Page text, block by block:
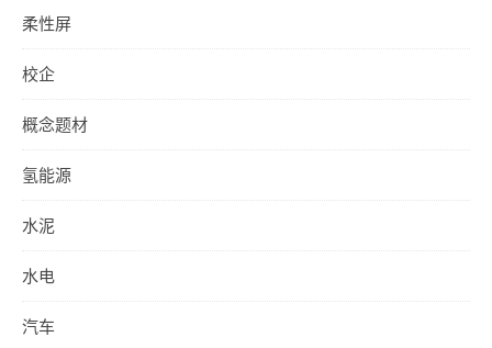
柔性屏
校企
概念题材
氢能源
水泥
水电
汽车